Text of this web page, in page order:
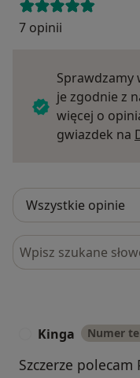
7 opinii
Sprawdzamy
je zgodnie z
więcej o
gwiazdek na
Szukaj w opiniach
Kinga Numer
Szczerze polecam